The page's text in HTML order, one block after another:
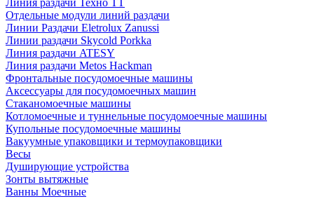
Линия раздачи Техно ТТ
Отдельные модули линий раздачи
Линии Раздачи Eletrolux Zanussi
Линии раздачи Skycold Porkka
Линия раздачи ATESY
Линия раздачи Metos Hackman
Фронтальные посудомоечные машины
Аксессуары для посудомоечных машин
Стаканомоечные машины
Котломоечные и туннельные посудомоечные машины
Купольные посудомоечные машины
Вакуумные упаковщики и термоупаковщики
Весы
Душирующие устройства
Зонты вытяжные
Ванны Моечные